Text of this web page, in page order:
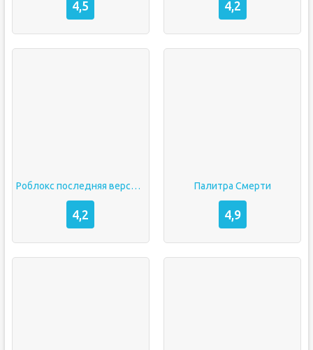
4,5 4,2
Роблокс последняя версия 2021
4,2
Палитра Смерти
4,9